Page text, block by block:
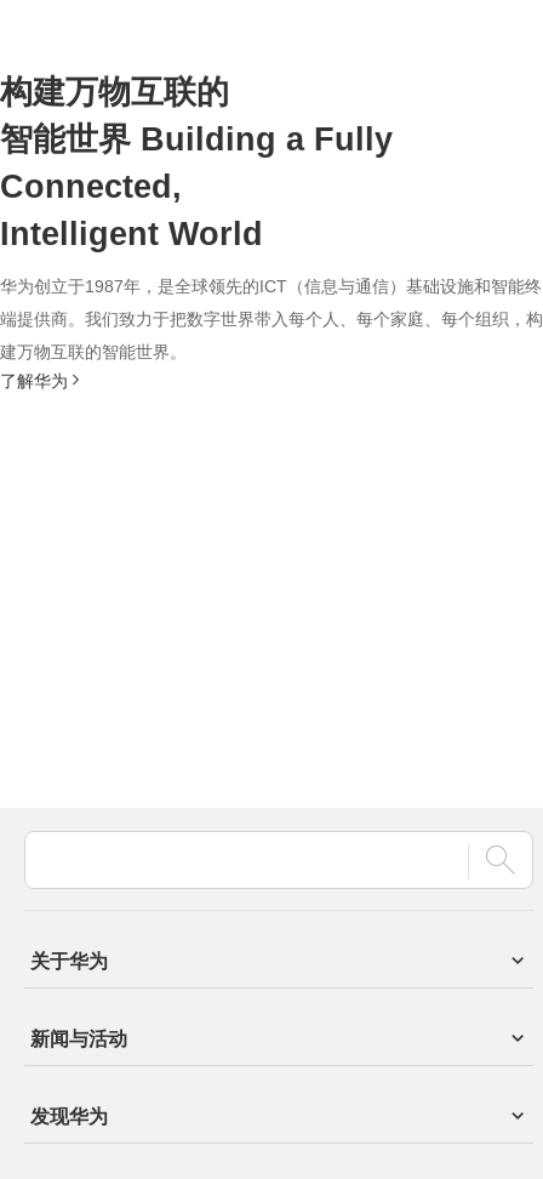
构建万物互联的
智能世界 Building a Fully
Connected,
Intelligent World
华为创立于1987年，是全球领先的ICT（信息与通信）基础设施和智能终
端提供商。我们致力于把数字世界带入每个人、每个家庭、每个组织，构
建万物互联的智能世界。
了解华为
关于华为
新闻与活动
发现华为